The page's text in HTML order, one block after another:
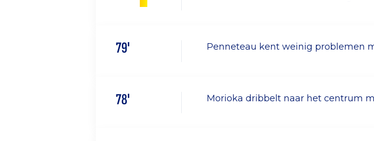
79' Penneteau kent weinig problemen
78' Morioka dribbelt naar het centrum